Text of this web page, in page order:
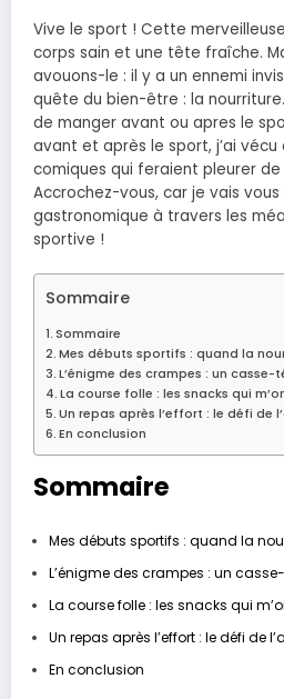
Vive le sport ! Cette
corps sain et une tête fraîche.
avouons-le : il y a un ennemi
quête du bien-être : la
de manger avant ou apres le
avant et après le sport, j’ai
comiques qui feraient pleurer de
Accrochez-vous, car je vais
gastronomique à travers les
sportive !
Sommaire
Sommaire
Mes débuts sportifs : quand la
L’énigme des crampes : un
La course folle : les snacks qui
Un repas après l’effort : le défi de
En conclusion
Sommaire
Mes débuts sportifs : quand la
L’énigme des crampes : un
La course folle : les snacks qui
Un repas après l’effort : le défi de
En conclusion